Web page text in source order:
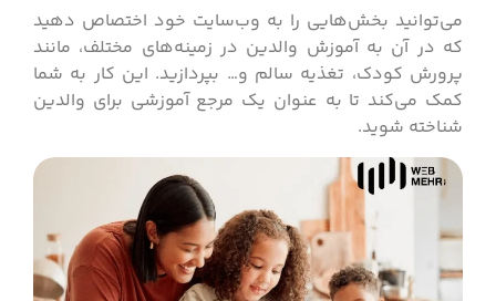
می‌توانید بخش‌هایی را به وب‌سایت خود اختصاص دهید
که در آن به آموزش والدین در زمینه‌های مختلف، مانند
پرورش کودک، تغذیه سالم و… بپردازید. این کار به شما
کمک می‌کند تا به عنوان یک مرجع آموزشی برای والدین
شناخته شوید.